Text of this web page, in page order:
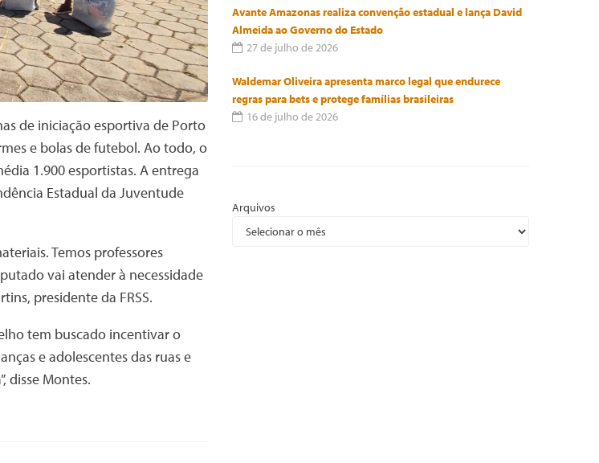
de iniciação esportiva de Porto
e bolas de futebol. Ao todo, o
1.900 esportistas. A entrega
Estadual da Juventude
Temos professores
vai atender à necessidade
presidente da FRSS.
tem buscado incentivar o
e adolescentes das ruas e
disse Montes.
Avante Amazonas realiza convenção estadual e lança David
Almeida ao Governo do Estado
27 de julho de 2026
Waldemar Oliveira apresenta marco legal que endurece
regras para bets e protege famílias brasileiras
16 de julho de 2026
Arquivos